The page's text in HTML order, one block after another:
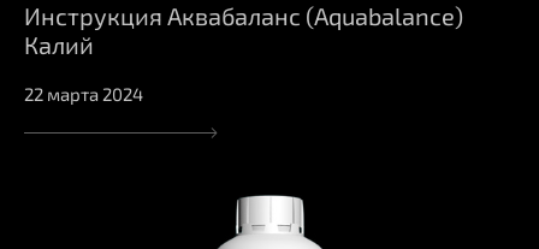
Инструкция Аквабаланс (Aquabalance)
Калий
22 марта 2024